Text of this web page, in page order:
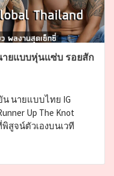
ายแบบหุ่นแซ่บ รอยสัก
น นายแบบไทย IG
Up The Knot
พิสูจน์ตัวเองบนเวที